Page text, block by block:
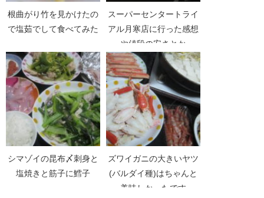
根曲がり竹を見かけたの
で塩茹でして食べてみた
スーパーセンタートライ
アル月寒店に行った感想
や値段の安さとか
シマゾイの昆布〆刺身と
塩焼きと筋子に鱈子
ズワイガニの大きいヤツ
(バルダイ種)はちゃんと
美味しかったです